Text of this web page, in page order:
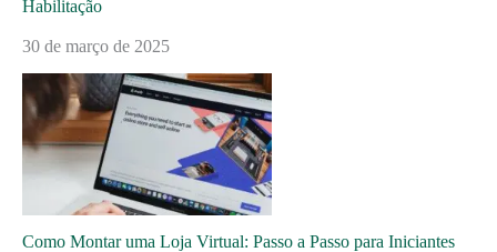
Habilitação
30 de março de 2025
Como Montar uma Loja Virtual: Passo a Passo para Iniciantes